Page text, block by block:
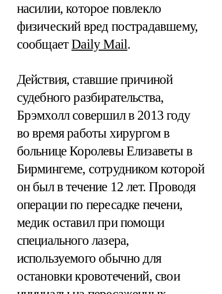
насилии, которое повлекло
физический вред пострадавшему,
сообщаетDaily Mail.
Действия, ставшие причиной
судебного разбирательства,
Брэмхолл совершил в 2013 году
во время работы хирургом в
больнице Королевы Елизаветы в
Бирмингеме, сотрудником которой
он был в течение 12 лет. Проводя
операции по пересадке печени,
медик оставил при помощи
специального лазера,
используемого обычно для
остановки кровотечений, свои